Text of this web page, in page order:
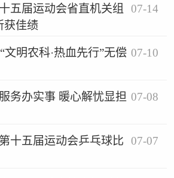
五届运动会省直机关组
获佳绩
07-14
文明农科·热血先行”无偿 07-10
暖心解忧显担
07-08
十五届运动会乒乓球比
07-07